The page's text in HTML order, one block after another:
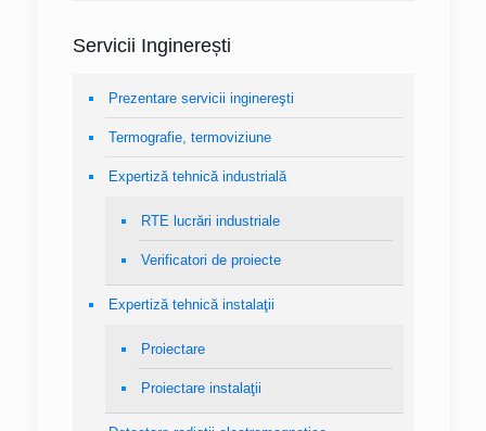
Servicii Inginerești
Prezentare servicii inginereşti
Termografie, termoviziune
Expertiză tehnică industrială
RTE lucrări industriale
Verificatori de proiecte
Expertiză tehnică instalaţii
Proiectare
Proiectare instalaţii